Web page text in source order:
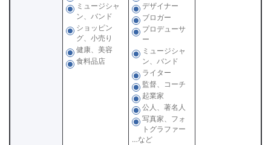
ミュージシャ
ン、バンド
ショッピン
グ、小売り
健康、美容
食料品店
デザイナー
ブロガー
プロデューサ
ー
ミュージシャ
ン、バンド
ライター
監督、コーチ
起業家
公人、著名人
写真家、フォ
トグラファー
…など